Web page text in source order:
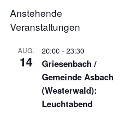
Anstehende
Veranstaltungen
AUG.
14
20:00- 23:30
Griesenbach /
Gemeinde Asbach
(Westerwald):
Leuchtabend